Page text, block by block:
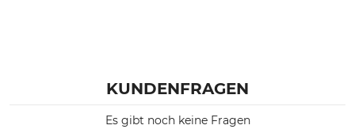
KUNDENFRAGEN
Es gibt noch keine Fragen